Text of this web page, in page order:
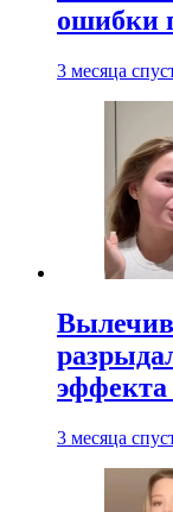
ошибки
3 месяца
эффекта
3 месяца